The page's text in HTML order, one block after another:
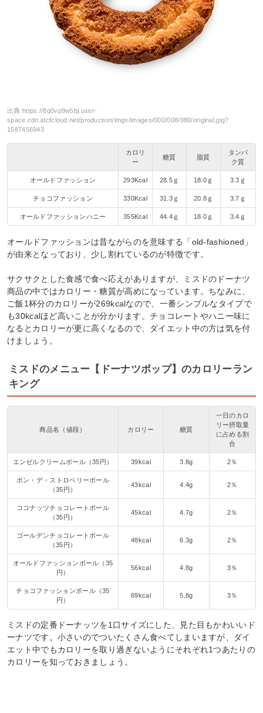
出典: https://8q0vp9w5bj.user-
space.cdn.idcfcloud.net/production/imgs/images/000/008/080/original.jpg?
1587456943
カロリ
ー
糖質 脂質
タンパ
ク質
オールドファッション 293Kcal 28.5ｇ 18.0ｇ 3.3ｇ
チョコファッション 330Kcal 31.3ｇ 20.8ｇ 3.7ｇ
オールドファッションハニー 355Kcal 44.4ｇ 18.0ｇ 3.4ｇ
オールドファッションは昔ながらのを意味する「old-fashioned」
が由来となっており、少し割れているのが特徴です。
サクサクとした食感で食べ応えがありますが、ミスドのドーナツ
商品の中ではカロリー・糖質が高めになっています。ちなみに、
ご飯1杯分のカロリーが269kcalなので、一番シンプルなタイプで
も30kcalほど高いことが分かります。チョコレートやハニー味に
なるとカロリーが更に高くなるので、ダイエット中の方は気を付
けましょう。
ミスドのメニュー【ドーナツポップ】のカロリーラン
キング
商品名（値段） カロリー 糖質
一日のカロ
リー摂取量
に占める割
合
エンゼルクリームボール（35円） 39kcal 3.8g 2％
ポン・デ・ストロベリーボール
（35円）
43kcal 4.4g 2％
ココナッツチョコレートボール
（35円）
45kcal 4.7g 2％
ゴールデンチョコレートボール
（35円）
48kcal 6.3g 2％
オールドファッションボール（35
円）
56kcal 4.8g 3％
チョコファッションボール（35
円）
69kcal 5.8g 3％
ミスドの定番ドーナッツを1口サイズにした、見た目もかわいいド
ーナツです。小さいのでついたくさん食べてしまいますが、ダイ
エット中でもカロリーを取り過ぎないようにそれぞれ1つあたりの
カロリーを知っておきましょう。